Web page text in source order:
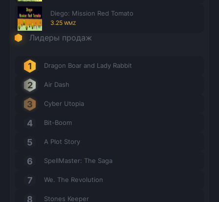
Diego: Mission Red Tomato
3.25 WMZ
Лидеры продаж
Dragon Boar and Lady Rabbit
Air Dash
Cyber Utopia
Bit-Boom
A Plot Story
SpellMaster: The Saga
We. The Revolution
Stones Keeper